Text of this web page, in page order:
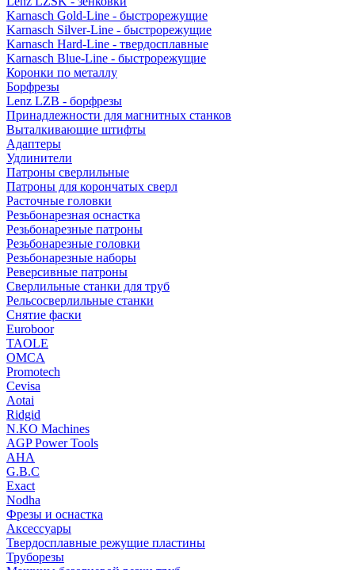
Karnasch Gold-Line - быстрорежущие
Karnasch Silver-Line - быстрорежущие
Karnasch Hard-Line - твердосплавные
Karnasch Blue-Line - быстрорежущие
Коронки по металлу
Борфрезы
Lenz LZB - борфрезы
Принадлежности для магнитных станков
Выталкивающие штифты
Адаптеры
Удлинители
Патроны сверлильные
Патроны для корончатых сверл
Расточные головки
Резьбонарезная оснастка
Резьбонарезные патроны
Резьбонарезные головки
Резьбонарезные наборы
Реверсивные патроны
Сверлильные станки для труб
Рельсосверлильные станки
Снятие фаски
Euroboor
TAOLE
OMCA
Promotech
Cevisa
Aotai
Ridgid
N.KO Machines
AGP Power Tools
AHA
G.B.C
Exact
Nodha
Фрезы и оснастка
Аксессуары
Твердосплавные режущие пластины
Труборезы